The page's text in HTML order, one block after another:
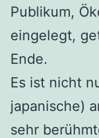
Publikum,
eingelegt,
Ende.
Es ist nicht
japanische)
sehr